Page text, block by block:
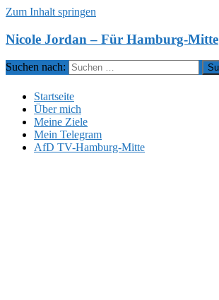
Zum Inhalt springen
Nicole Jordan – Für Hamburg-Mitte
Suchen nach:
Startseite
Über mich
Meine Ziele
Mein Telegram
AfD TV-Hamburg-Mitte